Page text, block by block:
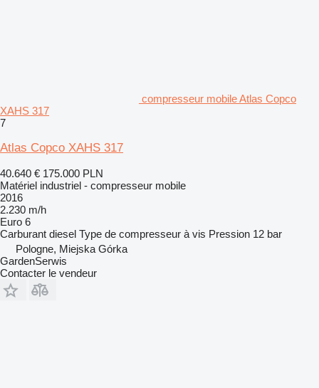
compresseur mobile Atlas Copco
XAHS 317
7
Atlas Copco XAHS 317
40.640 € 175.000 PLN
Matériel industriel - compresseur mobile
2016
2.230 m/h
Euro 6
Carburant diesel Type de compresseur à vis Pression 12 bar
Pologne, Miejska Górka
GardenSerwis
Contacter le vendeur